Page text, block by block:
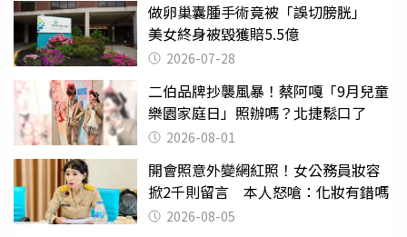
做卵巢囊腫手術竟被「誤切膀胱」
美女終身被毀獲賠5.5億
2026-07-28
二伯品牌抄襲風暴！蔡阿嘎「9月兒童
樂園家庭日」照辦嗎？北捷鬆口了
2026-08-01
開會照意外變網紅照！女公務員妝容
掀2千則留言 本人怒嗆：化妝有錯嗎
2026-08-05